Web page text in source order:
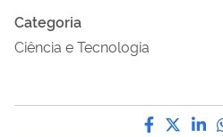
Categoria
Ciência e Tecnologia